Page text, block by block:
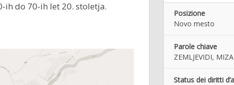
ih do 70-ih let 20. stoletja.
Posizione
Novo mesto
Parole chiave
ZEMLJEVIDI,
Status dei diritti